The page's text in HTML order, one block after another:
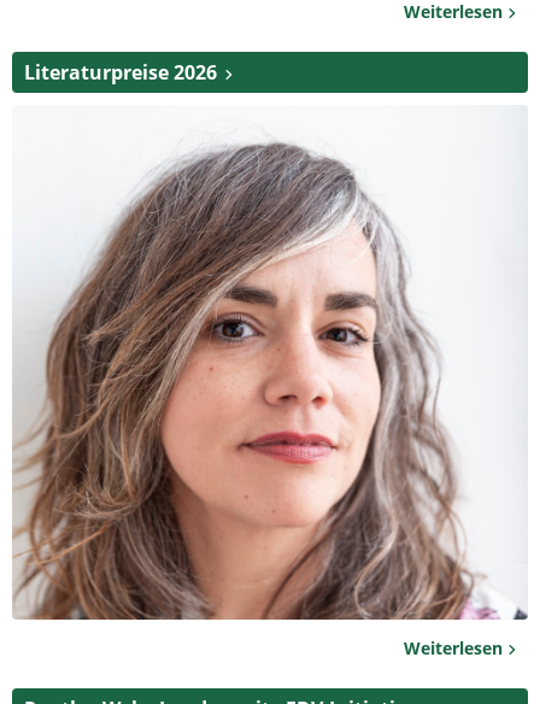
Weiterlesen
Literaturpreise 2026
Weiterlesen